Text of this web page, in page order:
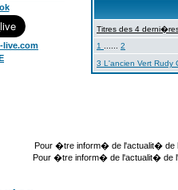
live.com
Titres des 4
1
2
3 L'ancien Vert
Pour �tre inform� de l'actualit� de
Pour �tre inform� de l'actualit� de